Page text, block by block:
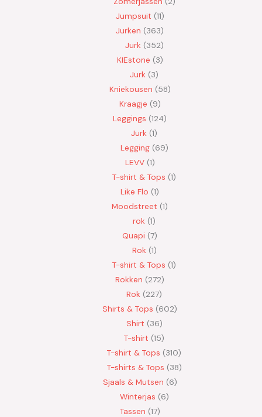
Jumpsuit 11
Jurken 363
Jurk 352
KIEstone 3
Jurk 3
Kniekousen 58
Kraagje 9
Leggings 124
Jurk 1
Legging 69
LEVV 1
T-shirt & Tops 1
Like Flo 1
Moodstreet 1
rok 1
Quapi 7
Rok 1
T-shirt & Tops 1
Rokken 272
Rok 227
Shirts & Tops 602
Shirt 36
T-shirt 15
T-shirt & Tops 310
T-shirts & Tops 38
Sjaals & Mutsen 6
Winterjas 6
Tassen 17